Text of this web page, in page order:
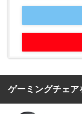
ゲーミングチェ